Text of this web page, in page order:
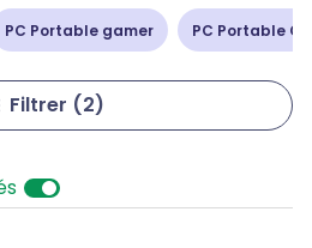
PC Portable gamer PC Portable
Filtrer (2)